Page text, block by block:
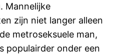
Mannelijke
zijn niet langer alleen
metroseksuele man,
populairder onder een